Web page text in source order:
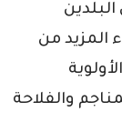
المزيد من
والفلاحة